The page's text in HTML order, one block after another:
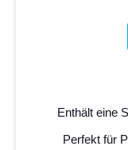
Enthält eine
Perfekt für